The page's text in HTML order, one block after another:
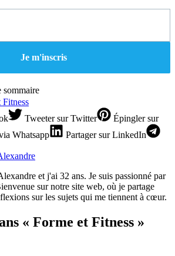
sommaire
Fitness
Tweetersur Twitter Épinglersur
Whatsapp Partagersur LinkedIn
et j'ai 32 ans. Je suis passionné par
sur notre site web, où je partage
sur les sujets qui me tiennent à cœur.
« Forme et Fitness »